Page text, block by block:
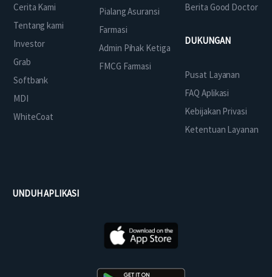
Cerita Kami
Tentang kami
Investor
Grab
Softbank
MDI
WhiteCoat
Pialang Asuransi
Farmasi
Admin Pihak Ketiga
FMCG Farmasi
Berita Good Doctor
DUKUNGAN
Pusat Layanan
FAQ Aplikasi
Kebijakan Privasi
Ketentuan Layanan
UNDUH APLIKASI